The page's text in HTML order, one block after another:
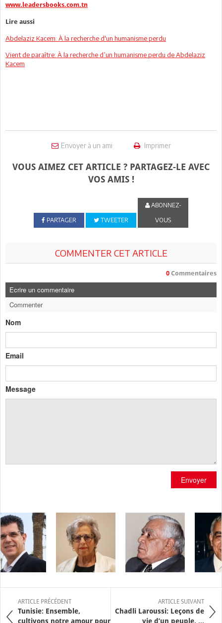
www.leadersbooks.com.tn
Lire aussi
Abdelaziz Kacem: À la recherche d'un humanisme perdu
Vient de paraître: À la recherche d’un humanisme perdu de Abdelaziz
Kacem
Envoyer à un ami Imprimer
VOUS AIMEZ CET ARTICLE ? PARTAGEZ-LE AVEC
VOS AMIS !
PARTAGER TWEETER
ABONNEZ-
VOUS
COMMENTER CET ARTICLE
0 Commentaires
Ecrire un commentaire
Commenter
Nom
Email
Message
Envoyer
ARTICLE PRÉCÉDENT
Tunisie: Ensemble,
cultivons notre amour pour
ARTICLE SUIVANT
Chadli Laroussi: Leçons de
vie d’un peuple, ...